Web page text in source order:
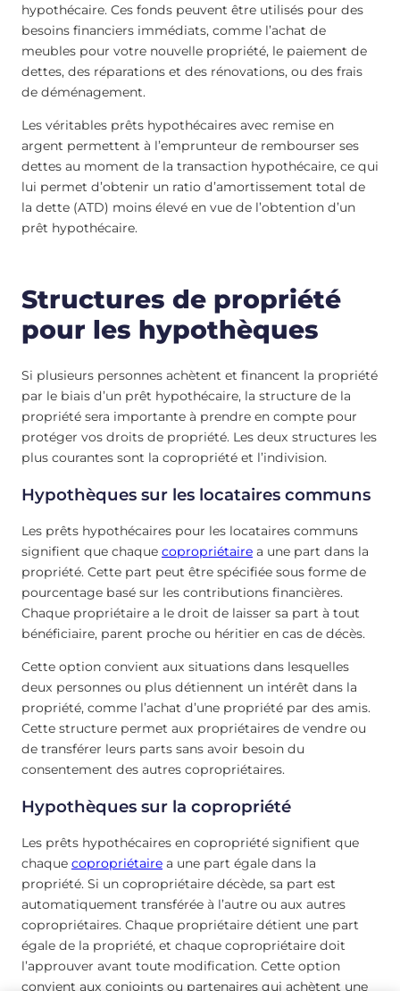
hypothécaire. Ces fonds peuvent être utilisés pour des
besoins financiers immédiats, comme l’achat de
meubles pour votre nouvelle propriété, le paiement de
dettes, des réparations et des rénovations, ou des frais
de déménagement.
Les véritables prêts hypothécaires avec remise en
argent permettent à l’emprunteur de rembourser ses
dettes au moment de la transaction hypothécaire, ce qui
lui permet d’obtenir un ratio d’amortissement total de
la dette (ATD) moins élevé en vue de l’obtention d’un
prêt hypothécaire.
Structures de propriété
pour les hypothèques
Si plusieurs personnes achètent et financent la propriété
par le biais d’un prêt hypothécaire, la structure de la
propriété sera importante à prendre en compte pour
protéger vos droits de propriété. Les deux structures les
plus courantes sont la copropriété et l’indivision.
Hypothèques sur les locataires communs
Les prêts hypothécaires pour les locataires communs
signifient que chaque copropriétaire a une part dans la
propriété. Cette part peut être spécifiée sous forme de
pourcentage basé sur les contributions financières.
Chaque propriétaire a le droit de laisser sa part à tout
bénéficiaire, parent proche ou héritier en cas de décès.
Cette option convient aux situations dans lesquelles
deux personnes ou plus détiennent un intérêt dans la
propriété, comme l’achat d’une propriété par des amis.
Cette structure permet aux propriétaires de vendre ou
de transférer leurs parts sans avoir besoin du
consentement des autres copropriétaires.
Hypothèques sur la copropriété
Les prêts hypothécaires en copropriété signifient que
chaque copropriétaire a une part égale dans la
propriété. Si un copropriétaire décède, sa part est
automatiquement transférée à l’autre ou aux autres
copropriétaires. Chaque propriétaire détient une part
égale de la propriété, et chaque copropriétaire doit
l’approuver avant toute modification. Cette option
convient aux conjoints ou partenaires qui achètent une